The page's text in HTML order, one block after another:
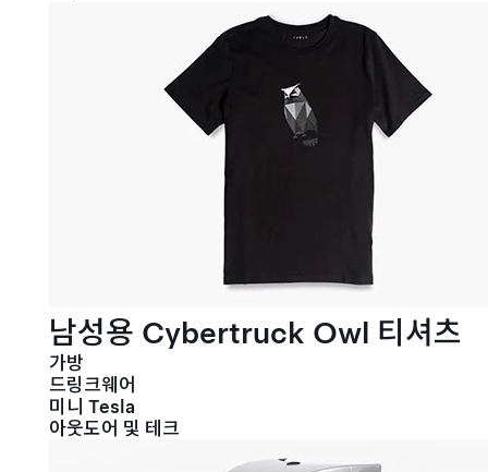
남성용 Cybertruck Owl 티셔츠
가방
드링크웨어
미니 Tesla
아웃도어 및 테크